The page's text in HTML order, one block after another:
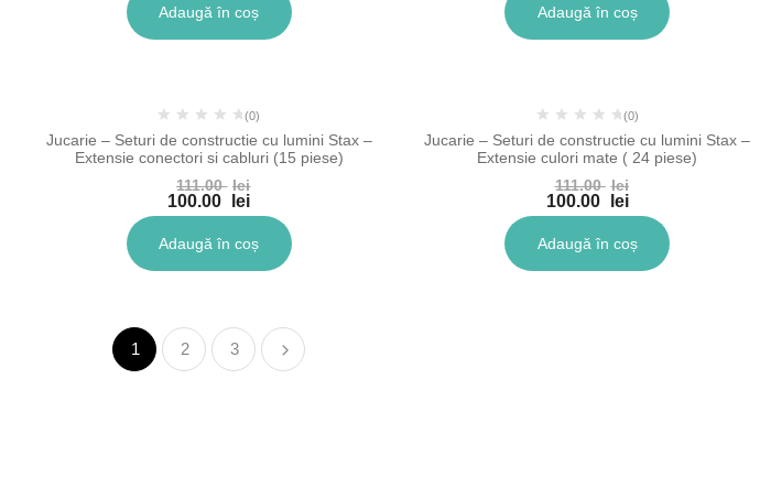
Adaugă în coș Adaugă în coș
(0)
Jucarie – Seturi de constructie cu lumini Stax –
Extensie conectori si cabluri (15 piese)
111.00 lei
100.00 lei
Adaugă în coș
(0)
Jucarie – Seturi de constructie cu lumini Stax –
Extensie culori mate ( 24 piese)
111.00 lei
100.00 lei
Adaugă în coș
1 2 3